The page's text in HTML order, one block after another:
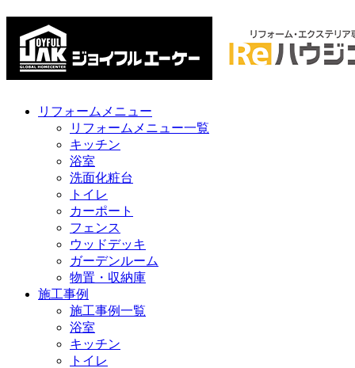
リフォームメニュー
リフォームメニュー一覧
キッチン
浴室
洗面化粧台
トイレ
カーポート
フェンス
ウッドデッキ
ガーデンルーム
物置・収納庫
施工事例
施工事例一覧
浴室
キッチン
トイレ